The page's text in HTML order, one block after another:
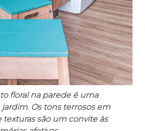
floral na parede é uma
Os tons terrosos em
são um convite às